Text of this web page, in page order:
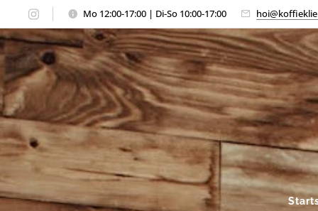
Mo 12:00-17:00 | Di-So 10:00-17:00